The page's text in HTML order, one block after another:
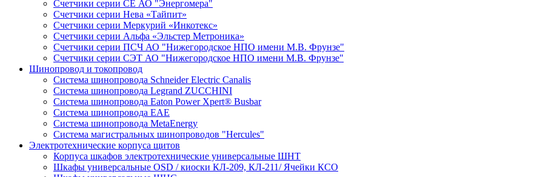
Счетчики серии СЕ АО "Энергомера"
Счетчики серии Нева «Тайпит»
Счетчики серии Меркурий «Инкотекс»
Счетчики серии Альфа «Эльстер Метроника»
Счетчики серии ПСЧ АО "Нижегородское НПО имени М.В. Фрунзе"
Счетчики серии СЭТ АО "Нижегородское НПО имени М.В. Фрунзе"
Шинопровод и токопровод
Система шинопровода Schneider Electric Canalis
Система шинопровода Legrand ZUCCHINI
Система шинопровода Eaton Power Xpert® Busbar
Система шинопровода EAE
Система шинопровода MetaEnergy
Система магистральных шинопроводов "Hercules"
Электротехнические корпуса щитов
Корпуса шкафов электротехнические универсальные ШНТ
Шкафы универсальные OSD / киоски КЛ-209, КЛ-211/ Ячейки КСО